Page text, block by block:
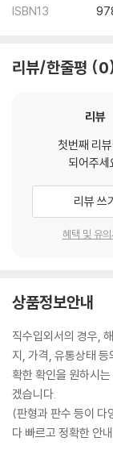
ISBN13
리뷰/한줄평 0
리뷰
첫번째 리
되어주세
리뷰 쓰
혜택 및 유
상품정보안내
직수입외서의 경우,
지, 가격, 유통상태
확한 확인을 원하시
겠습니다.
(판형과 판수 등이 다
다 빠르고 정확한 안